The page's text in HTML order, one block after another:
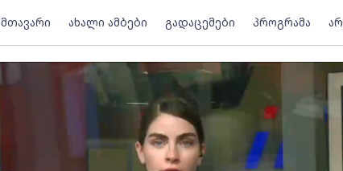
მთავარი ახალი ამბები გადაცემები პროგრამა